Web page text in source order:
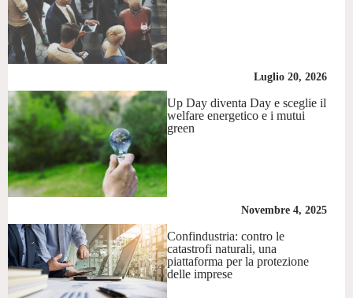
Luglio 20, 2026
Up Day diventa Day e sceglie il
welfare energetico e i mutui
green
Novembre 4, 2025
Confindustria: contro le
catastrofi naturali, una
piattaforma per la protezione
delle imprese